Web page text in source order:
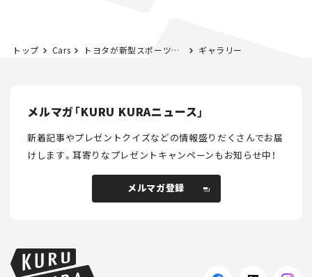
トップ Cars トヨタが新型スポーツモデル発表を予告！ 初公開モデルが3台!? 12月5日にライブ中継あり【新車ニュース】 ギャラリー
メルマガ「KURU KURAニュース」
新着記事やプレゼントクイズなどの情報盛りだくさんでお届
けします。耳寄りなプレゼントキャンペーンもお知らせ中！
メルマガ登録